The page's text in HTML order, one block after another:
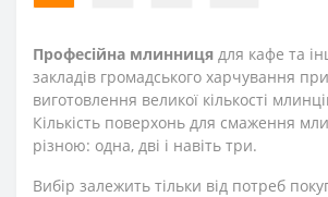
Професійна млинниця для кафе та
закладів громадського харчування
виготовлення великої кількості
Кількість поверхонь для смаження
різною: одна, дві і навіть три.
Вибір залежить тільки від потреб